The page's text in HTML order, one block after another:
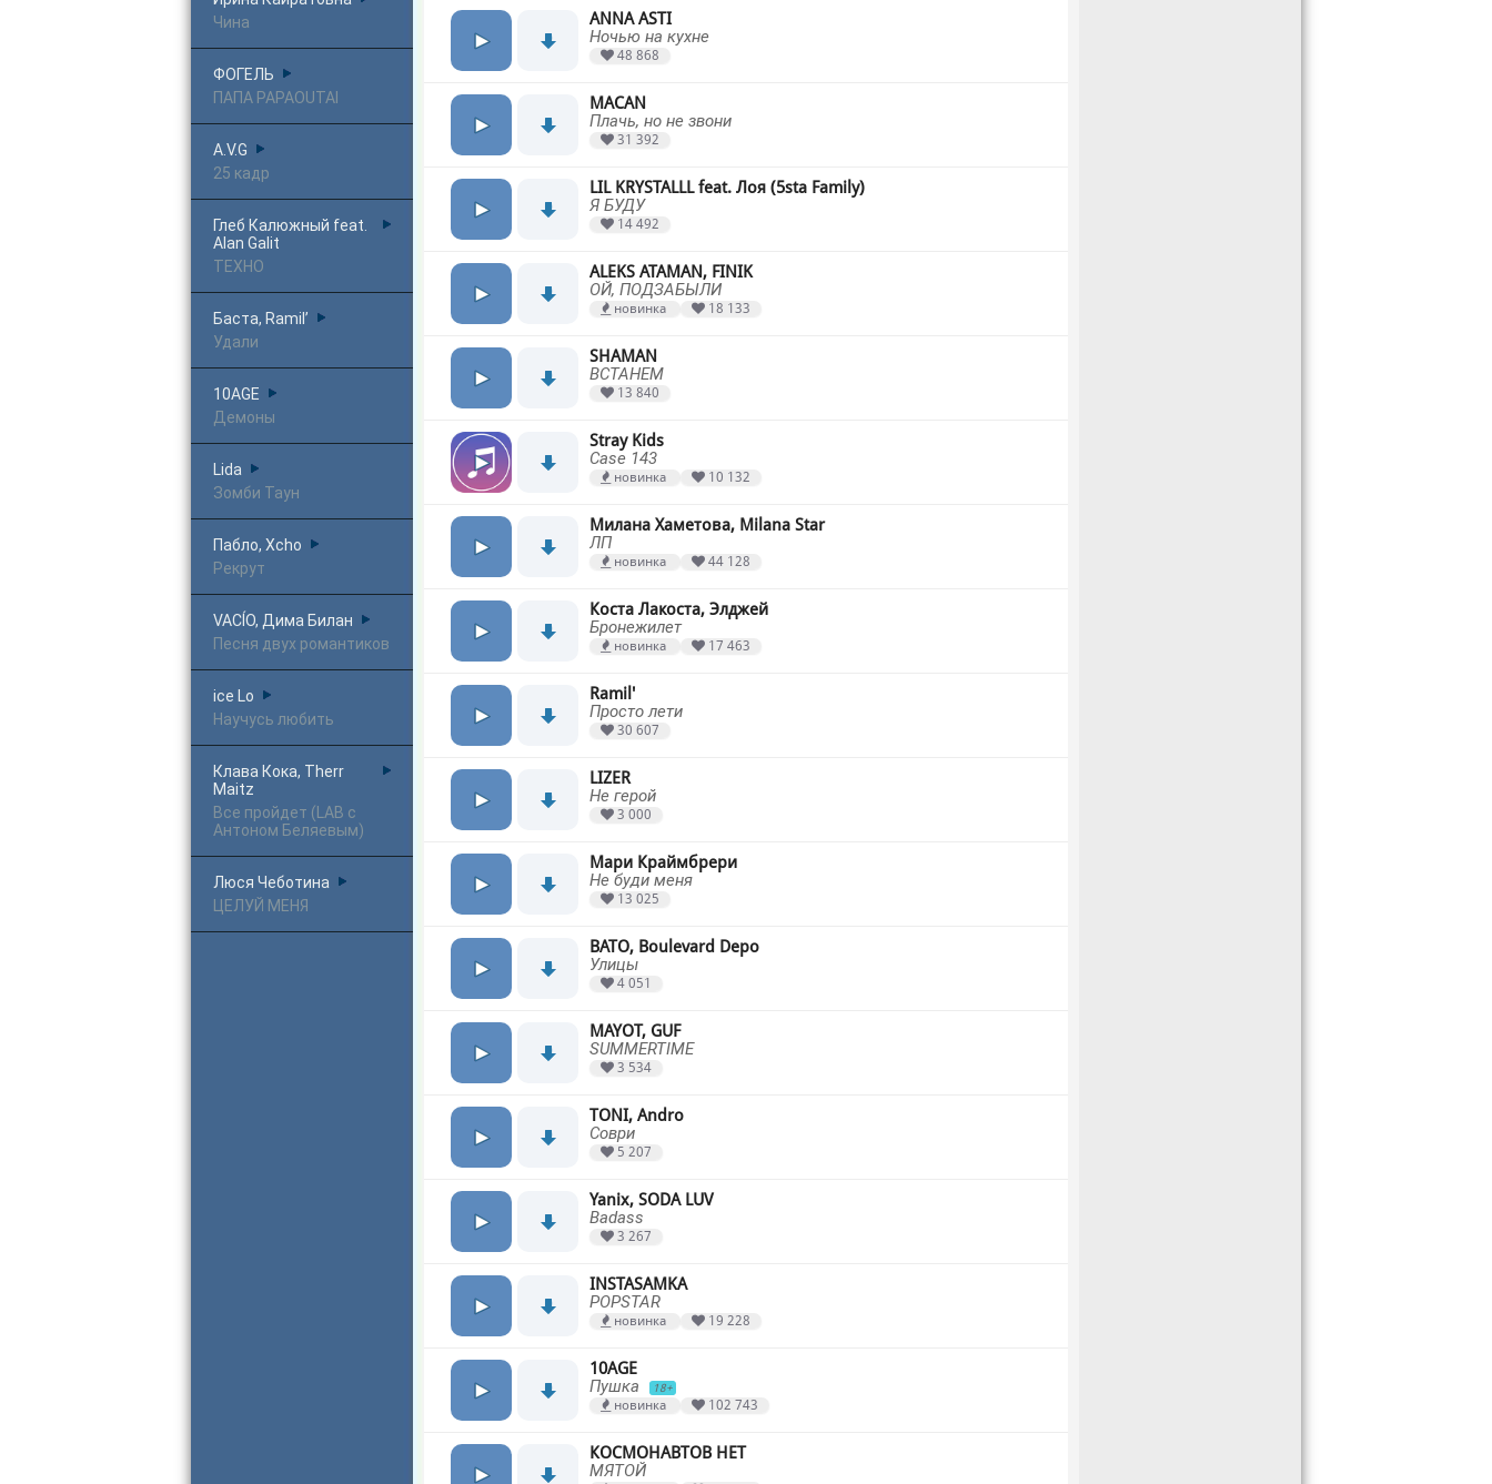
Чина
ФОГЕЛЬ
ПАПА PAPAOUTAI
A.V.G
25 кадр
Глеб Калюжный feat.
Alan Galit
ТЕХНО
Баста, Ramil’
Удали
10AGE
Демоны
Lida
Зомби Таун
Пабло, Xcho
Рекрут
VACÍO, Дима Билан
Песня двух романтиков
ice Lo
Научусь любить
Клава Кока, Therr
Maitz
Все пройдет (LAB с
Антоном Беляевым)
Люся Чеботина
ЦЕЛУЙ МЕНЯ
ANNA ASTI
Ночью на кухне
48 868
MACAN
Плачь, но не звони
31 392
LIL KRYSTALLL feat. Лоя (5sta Family)
Я БУДУ
14 492
ALEKS ATAMAN, FINIK
ОЙ, ПОДЗАБЫЛИ
новинка 18 133
SHAMAN
ВСТАНЕМ
13 840
Stray Kids
Case 143
новинка 10 132
Милана Хаметова, Milana Star
ЛП
новинка 44 128
Коста Лакоста, Элджей
Бронежилет
новинка 17 463
Ramil'
Просто лети
30 607
LIZER
Не герой
3 000
Мари Краймбрери
Не буди меня
13 025
BATO, Boulevard Depo
Улицы
4 051
MAYOT, GUF
SUMMERTIME
3 534
TONI, Andro
Соври
5 207
Yanix, SODA LUV
Badass
3 267
INSTASAMKA
POPSTAR
новинка 19 228
10AGE
Пушка
18+
новинка 102 743
КОСМОНАВТОВ НЕТ
МЯТОЙ